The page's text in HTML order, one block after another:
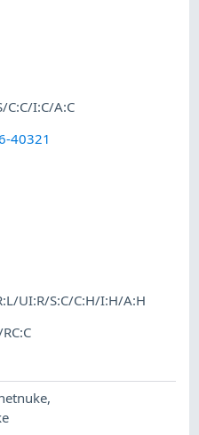
C:C/I:C/A:C
40321
UI:R/S:C/C:H/I:H/A:H
,